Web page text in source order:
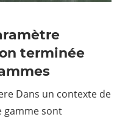
terminée
Dans un contexte de
gamme sont